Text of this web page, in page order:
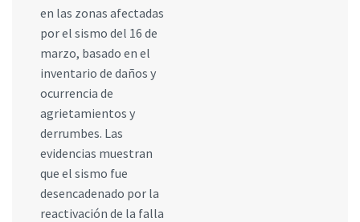
en las zonas afectadas
por el sismo del 16 de
marzo, basado en el
inventario de daños y
ocurrencia de
agrietamientos y
derrumbes. Las
evidencias muestran
que el sismo fue
desencadenado por la
reactivación de la falla